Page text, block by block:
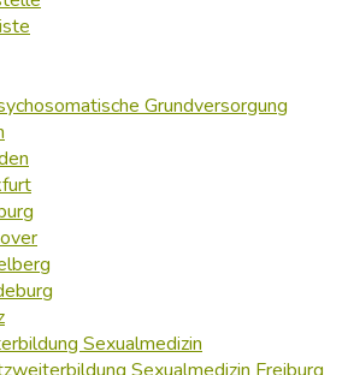
Grundversorgung
Sexualmedizin